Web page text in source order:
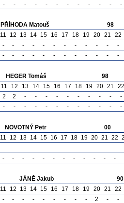
- - - - - - - - - - - -
PŘÍHODA Matouš
98
11 12 13 14 15 16 17 18 19 20 21
22
- - - - - - - - - - -
-
- - - - - - - - - - - -
HEGER Tomáš
98
11 12 13 14 15 16 17 18 19 20 21
22
2 2 - - - - - - - - -
-
- - - - - - - - - - - -
NOVOTNÝ Petr
00
11 12 13 14 15 16 17 18 19 20 21 22
- - - - - - - - - - -
-
- - - - - - - - - - - -
JÁNĚ Jakub
90
11 12 13 14 15 16 17 18 19 20 21
22
- - - - - - - - - 2 -
-